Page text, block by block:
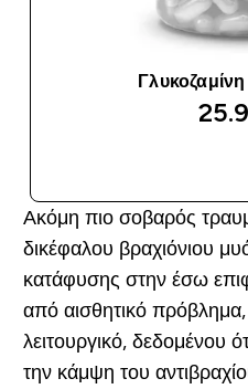
Ακόμη πιο σοβαρός
δικέφαλου βραχιόνιου
κατάφυσης στην έσω
από αισθητικό πρόβλημα,
λειτουργικό, δεδομένου
την κάμψη του